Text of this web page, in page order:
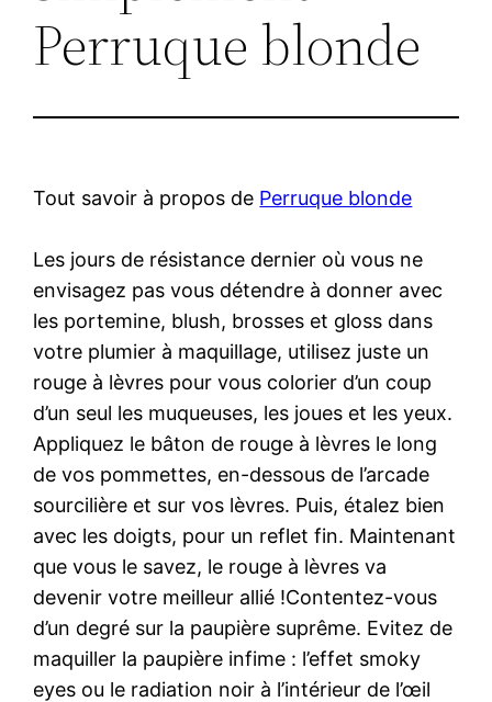
Perruque blonde
Tout savoir à propos de Perruque blonde
Les jours de résistance dernier où vous ne
envisagez pas vous détendre à donner avec
les portemine, blush, brosses et gloss dans
votre plumier à maquillage, utilisez juste un
rouge à lèvres pour vous colorier d’un coup
d’un seul les muqueuses, les joues et les yeux.
Appliquez le bâton de rouge à lèvres le long
de vos pommettes, en-dessous de l’arcade
sourcilière et sur vos lèvres. Puis, étalez bien
avec les doigts, pour un reflet fin. Maintenant
que vous le savez, le rouge à lèvres va
devenir votre meilleur allié !Contentez-vous
d’un degré sur la paupière suprême. Evitez de
maquiller la paupière infime : l’effet smoky
eyes ou le radiation noir à l’intérieur de l’œil